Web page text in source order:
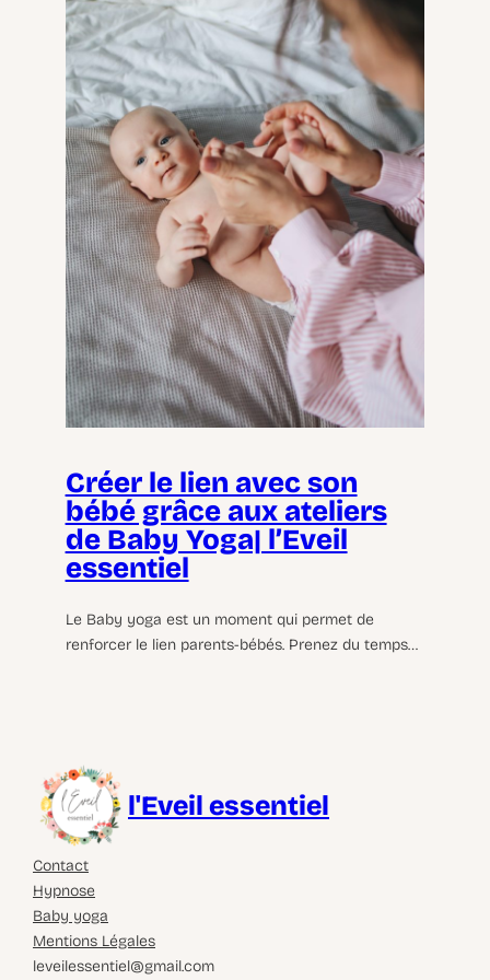
Créer le lien avec son
bébé grâce aux ateliers
de Baby Yoga| l’Eveil
essentiel
Le Baby yoga est un moment qui permet de
renforcer le lien parents-bébés. Prenez du temps…
l'Eveil essentiel
Contact
Hypnose
Baby yoga
Mentions Légales
leveilessentiel@gmail.com